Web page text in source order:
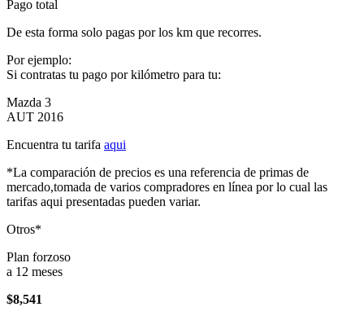
Pago total
De esta forma solo pagas por los km que recorres.
Por ejemplo:
Si contratas tu pago por kilómetro para tu:
Mazda 3
AUT 2016
Encuentra tu tarifa aqui
*La comparación de precios es una referencia de primas de
mercado,tomada de varios compradores en línea por lo cual las
tarifas aqui presentadas pueden variar.
Otros*
Plan forzoso
a 12 meses
$8,541